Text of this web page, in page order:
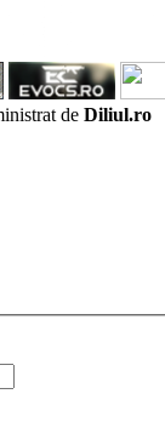
de Diliul.ro